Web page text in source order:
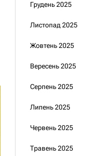
Грудень 2025
Листопад 2025
Жовтень 2025
Вересень 2025
Серпень 2025
Липень 2025
Червень 2025
Травень 2025